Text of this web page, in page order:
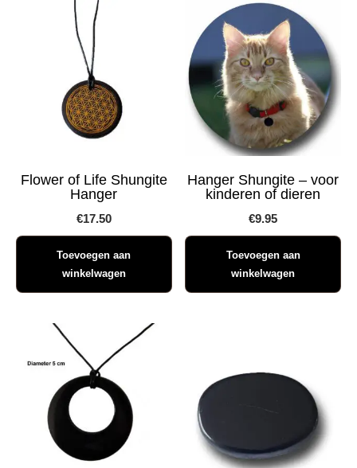
Flower of Life Shungite
Hanger
€17.50
Toevoegen aan
winkelwagen
Hanger Shungite – voor
kinderen of dieren
€9.95
Toevoegen aan
winkelwagen